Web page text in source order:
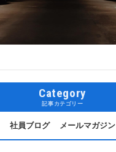
Category
記事カテゴリー
社員ブログ メールマガジン